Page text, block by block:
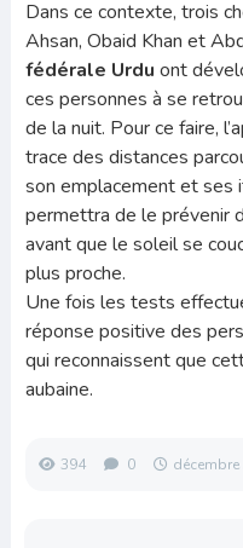
Dans ce contexte, trois
Ahsan, Obaid Khan et
fédérale Urdu ont
ces personnes à se
de la nuit. Pour ce faire,
trace des distances
son emplacement et ses
permettra de le prévenir
avant que le soleil se
plus proche.
Une fois les tests
réponse positive des
qui reconnaissent que
aubaine.
394 0